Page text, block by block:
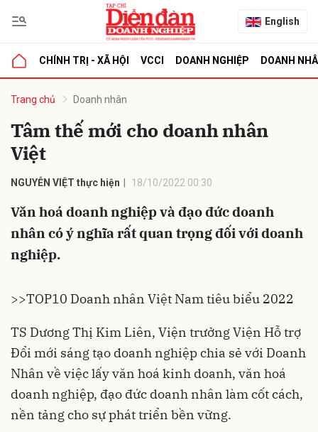
English
CHÍNH TRỊ - XÃ HỘI VCCI DOANH NGHIỆP DOANH
Trang chủ Doanh nhân
Tâm thế mới cho doanh nhân
Việt
NGUYỄN VIỆT thực hiện 18/10/2022 00:30
Văn hoá doanh nghiệp và đạo đức doanh
nhân có ý nghĩa rất quan trọng đối với doanh
nghiệp.
>>TOP10 Doanh nhân Việt Nam tiêu biểu 2022
TS Dương Thị Kim Liên, Viện trưởng Viện Hỗ trợ
Đổi mới sáng tạo doanh nghiệp chia sẻ với Doanh
Nhân về việc lấy văn hoá kinh doanh, văn hoá
doanh nghiệp, đạo đức doanh nhân làm cốt cách,
nền tảng cho sự phát triển bền vững.
luận
Hủy